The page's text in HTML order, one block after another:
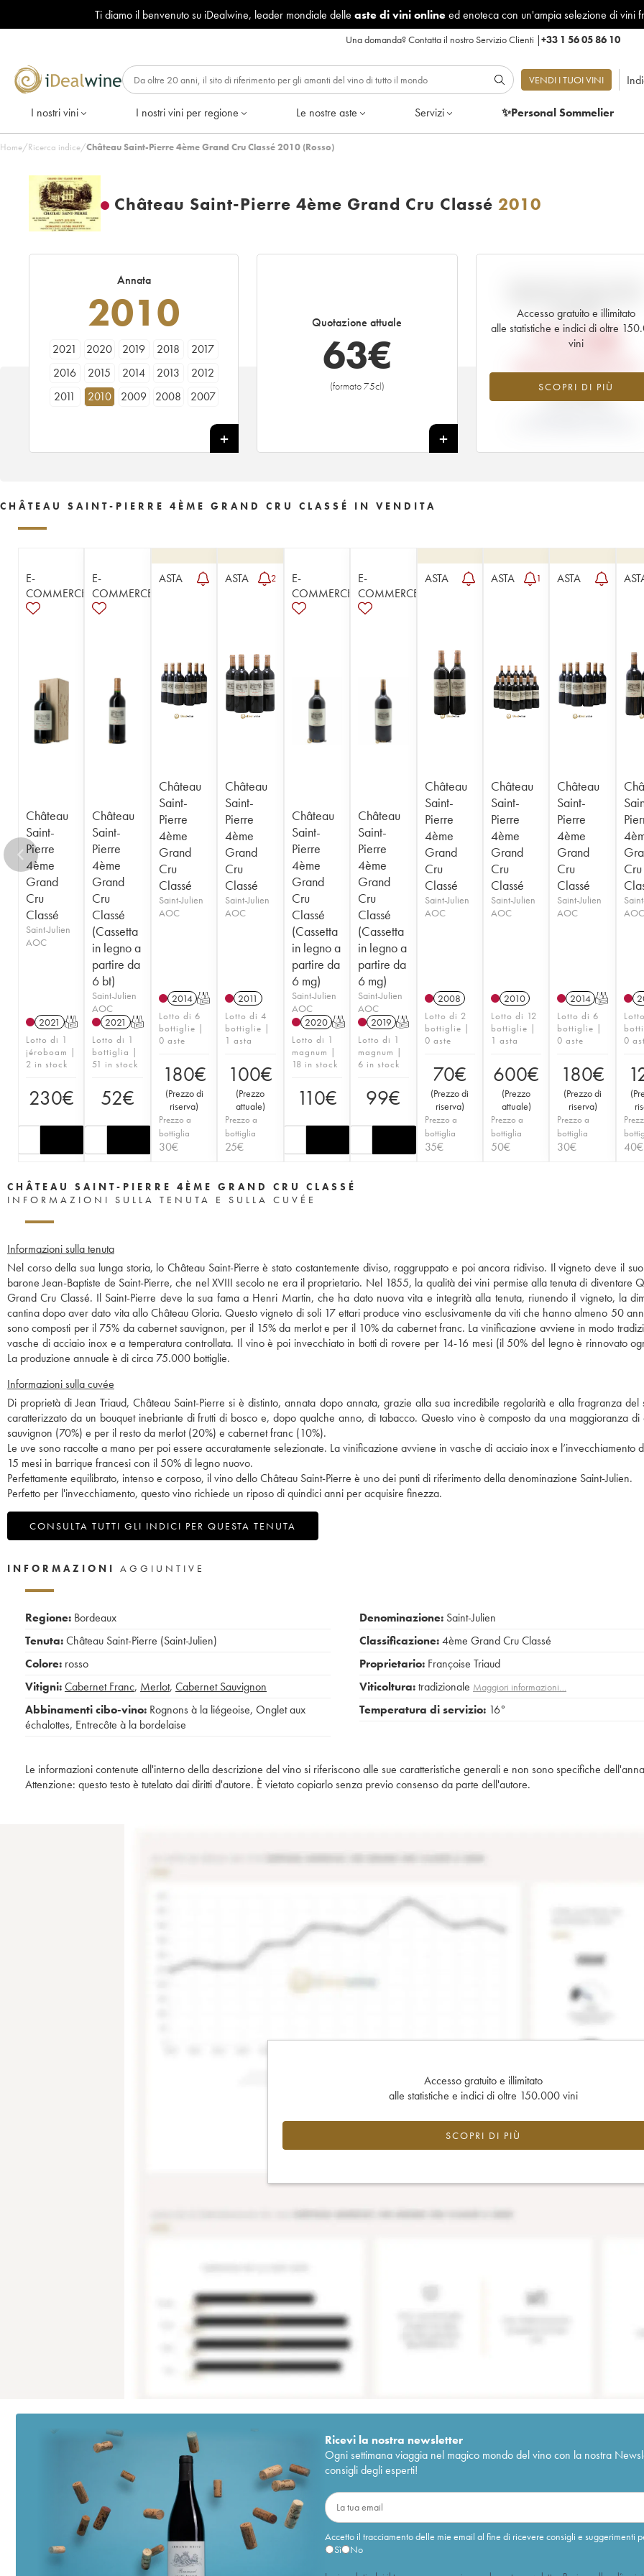
Ti diamo il benvenuto su iDealwine, leader mondiale delle aste di vini onlineed enoteca con un'ampia selezione di vini
Una domanda?Contatta il nostro Servizio Clienti |+33 1 56 05 86 10
VENDI I TUOI VINI
I nostri vini I nostri vini per regione Le nostre aste Servizi ✨Personal Sommelier
Home/Ricerca indice/Château Saint-Pierre 4ème Grand Cru Classé 2010 (Rosso)
Château Saint-Pierre 4ème Grand Cru Classé 2010
Annata
2010
2021 2020 2019 2018
2017
2016
2015 2014 2013
2012
2011
2010 2009 2008
2007
1971
1970
1966
1962 1961 1959
1954
1939
Quotazione attuale
63€
(formato 75cl)
+
Accesso gratuito e illimitato
alle statistiche e indici di oltre
vini
SCOPRI DI PIÙ
PRIMEUR
72,24€
-12.93%
CHÂTEAU SAINT-PIERRE 4ÈME GRAND CRU CLASSÉ IN VENDITA
E-
COMMERCE
Château
Saint-
Pierre
4ème
Grand
Cru
Classé
Saint-Julien
AOC
2021 T
Lotto di 1
jéroboam |
2 in stock
230€
E-
COMMERCE
Château
Saint-
Pierre
4ème
Grand
Cru
Classé
(Cassetta
in legno a
partire da
6 bt)
Saint-Julien
AOC
2021 T
Lotto di 1
bottiglia |
51 in stock
52€
ASTA
Château
Saint-
Pierre
4ème
Grand
Cru
Classé
Saint-Julien
AOC
2014 T
Lotto di 6
bottiglie |
0 aste
180€
(Prezzo di
riserva)
Prezzo a
bottiglia
30€
ASTA 2
Château
Saint-
Pierre
4ème
Grand
Cru
Classé
Saint-Julien
AOC
2011
Lotto di 4
bottiglie |
1 asta
100€
(Prezzo
attuale)
Prezzo a
bottiglia
25€
E-
COMMERCE
Château
Saint-
Pierre
4ème
Grand
Cru
Classé
(Cassetta
in legno a
partire da
6 mg)
Saint-Julien
AOC
2020 T
Lotto di 1
magnum |
18 in stock
110€
E-
COMMERCE
Château
Saint-
Pierre
4ème
Grand
Cru
Classé
(Cassetta
in legno a
partire da
6 mg)
Saint-Julien
AOC
2019 T
Lotto di 1
magnum |
6 in stock
99€
ASTA
Château
Saint-
Pierre
4ème
Grand
Cru
Classé
Saint-Julien
AOC
2008
Lotto di 2
bottiglie |
0 aste
70€
(Prezzo di
riserva)
Prezzo a
bottiglia
35€
ASTA 1
Château
Saint-
Pierre
4ème
Grand
Cru
Classé
Saint-Julien
AOC
2010
Lotto di 12
bottiglie |
1 asta
600€
(Prezzo
attuale)
Prezzo a
bottiglia
50€
ASTA
Château
Saint-
Pierre
4ème
Grand
Cru
Classé
Saint-Julien
AOC
2014 T
Lotto di 6
bottiglie |
0 aste
180€
(Prezzo di
riserva)
Prezzo a
bottiglia
30€
Cru
AOC
0
(
40€
CHÂTEAU SAINT-PIERRE 4ÈME GRAND CRU CLASSÉ
INFORMAZIONI SULLA TENUTA E SULLA CUVÉE
Informazioni sulla tenuta
Nel corso della sua lunga storia, lo Château Saint-Pierre è stato costantemente diviso, raggruppato e poi ancora ridiviso. Il vigneto deve il
barone Jean-Baptiste de Saint-Pierre, che nel XVIII secolo ne era il proprietario. Nel 1855, la qualità dei vini permise alla tenuta di diventare
Grand Cru Classé. Il Saint-Pierre deve la sua fama a Henri Martin, che ha dato nuova vita e integrità alla tenuta, riunendo il vigneto, la
cantina dopo aver dato vita allo Château Gloria. Questo vigneto di soli 17 ettari produce vino esclusivamente da viti che hanno almeno 50
sono composti per il 75% da cabernet sauvignon, per il 15% da merlot e per il 10% da cabernet franc. La vinificazione avviene in modo
vasche di acciaio inox e a temperatura controllata. Il vino è poi invecchiato in botti di rovere per 14-16 mesi (il 50% del legno è rinnovato
La produzione annuale è di circa 75.000 bottiglie.
Informazioni sulla cuvée
Di proprietà di Jean Triaud, Château Saint-Pierre si è distinto, annata dopo annata, grazie alla sua incredibile regolarità e alla fragranza del
caratterizzato da un bouquet inebriante di frutti di bosco e, dopo qualche anno, di tabacco. Questo vino è composto da una maggioranza di
sauvignon (70%) e per il resto da merlot (20%) e cabernet franc (10%).
Le uve sono raccolte a mano per poi essere accuratamente selezionate. La vinificazione avviene in vasche di acciaio inox e l’invecchiamento
15 mesi in barrique francesi con il 50% di legno nuovo.
Perfettamente equilibrato, intenso e corposo, il vino dello Château Saint-Pierre è uno dei punti di riferimento della denominazione Saint-Julien.
Perfetto per l'invecchiamento, questo vino richiede un riposo di quindici anni per acquisire finezza.
CONSULTA TUTTI GLI INDICI PER QUESTA TENUTA
INFORMAZIONI AGGIUNTIVE
Regione: Bordeaux
Tenuta:Château Saint-Pierre (Saint-Julien)
Colore: rosso
Vitigni:Cabernet Franc, Merlot, Cabernet Sauvignon
Abbinamenti cibo-vino: Rognons à la liégeoise, Onglet aux
échalottes, Entrecôte à la bordelaise
Denominazione: Saint-Julien
Classificazione:4ème Grand Cru Classé
Proprietario: Françoise Triaud
Viticoltura:tradizionale Maggiori informazioni…
Temperatura di servizio: 16°
Le informazioni contenute all'interno della descrizione del vino si riferiscono alle sue caratteristiche generali e non sono specifiche
Attenzione: questo testo è tutelato dai diritti d'autore. È vietato copiarlo senza previo consenso da parte dell'autore.
Accesso gratuito e illimitato
alle statistiche e indici di oltre 150.000 vini
SCOPRI DI PIÙ
Ricevi la nostra newsletter
Ogni settimana viaggia nel magico mondo del vino con la nostra
consigli degli esperti!
Accetto il tracciamento delle mie email al fine di ricevere consigli e suggerimenti
Sì
No